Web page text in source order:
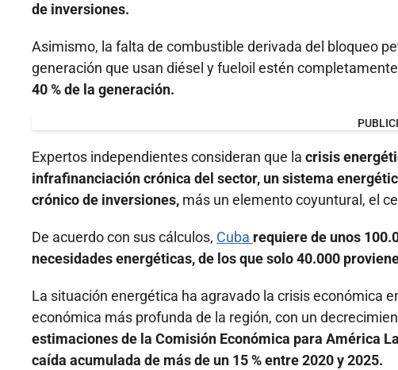
de inversiones.
Asimismo, la falta de combustible derivada del bloqueo
generación que usan diésel y fueloil estén
40 % de la generación.
Expertos independientes consideran que la crisis
infrafinanciación crónica del sector, un sistema
crónico de inversiones, más un elemento coyuntural, el
De acuerdo con sus cálculos, Cuba requiere de unos
necesidades energéticas, de los que solo 40.000
La situación energética ha agravado la crisis económica
económica más profunda de la región, con un
estimaciones de la Comisión Económica para América
caída acumulada de más de un 15 % entre 2020 y 2025.